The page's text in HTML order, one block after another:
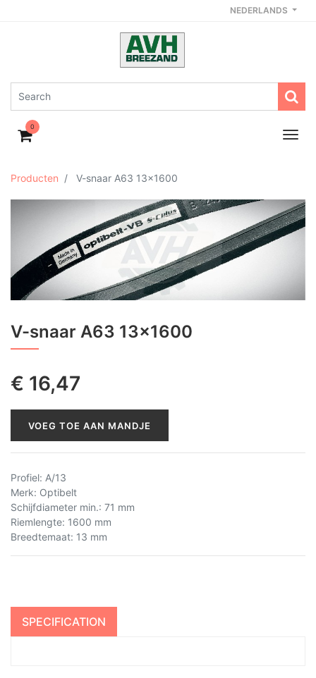
NEDERLANDS
0
Producten V-snaar A63 13x1600
V-snaar A63 13x1600
€ 16,47
VOEG TOE AAN MANDJE
Profiel: A/13
Merk: Optibelt
Schijfdiameter min.: 71 mm
Riemlengte: 1600 mm
Breedtemaat: 13 mm
SPECIFICATION